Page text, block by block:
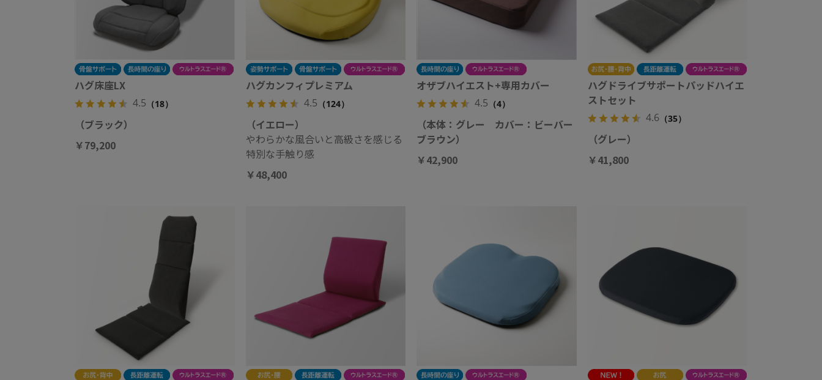
ハグ床座LX
4.5 （18）
（ブラック）
￥79,200
ハグカンフィプレミアム
4.5 （124）
（イエロー）
やわらかな風合いと高級さを感じる
特別な手触り感
￥48,400
オザブハイエスト+専用カバー
4.5 （4）
（本体：グレー カバー：ビーバー
ブラウン）
￥42,900
ハグドライブサポートパッドハイエ
ストセット
4.6（35）
（グレー）
￥41,800